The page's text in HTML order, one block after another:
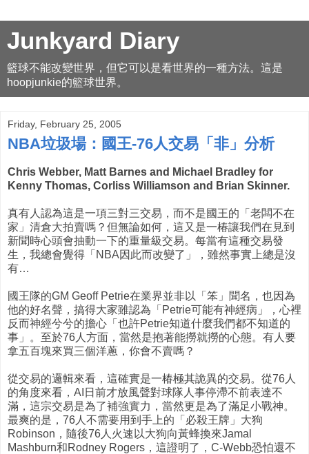
Junkyard Diary
籃球不能改變世界，但它可以是看世界的一種方法。這是
hoopjunkie的籃球世界。
Friday, February 25, 2005
NBA垃圾場：國王-76人交易「非」分析
Chris Webber, Matt Barnes and Michael Bradley for
Kenny Thomas, Corliss Williamson and Brian Skinner.
真有人認為這是一項三對三交易，而不是國王的「老闆不在
家」清倉大拍賣嗎？但無論如何，這又是一椿讓我們在見到
新聞時心頭會抽動一下的重量級交易。每當有這種交易發
生，我總會覺得「NBA因此而改變了」，雖然事實上總是沒
有…
國王隊的GM Geoff Petrie在業界並非以「笨」聞名，也因為
他的好名聲，搞得大家雖認為「Petrie可能有神經病」，心裡
反而神經兮兮的擔心「也許Petrie知道什麼我們都不知道的
事」。至於76人方面，當然是抱著能撈就撈的心態。有人要
拿五百塊來買三個洋蔥，你會不賣嗎？
從交易的邏輯來看，這確實是一椿極其詭異的交易。從76人
的角度來看，AI日前才放風聲對球隊人事停滯不前表達不
滿，這宗交易是為了補強實力，當然更是為了滿足小戰神。
最爽的是，76人不需要用到手上的「必殺王牌」大狗
Robinson，隨後76人火速以大狗向黃蜂換來Jamal
Mashburn和Rodney Rogers，這證明了，C-Webb恐怕還不